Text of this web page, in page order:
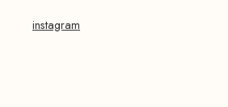
instagram